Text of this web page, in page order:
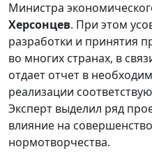
Министра
Херсонцев. При этом
разработки и принятия
во многих странах, в
отдает отчет в
реализации
Эксперт выделил ряд
влияние на
нормотворчества.